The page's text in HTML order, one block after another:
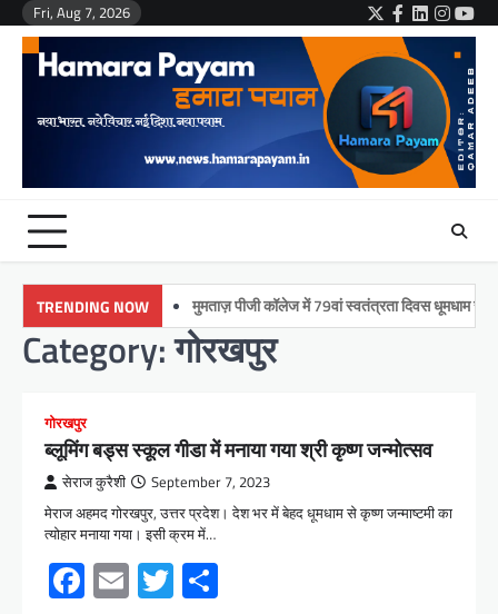
Skip
content
Fri, Aug 7, 2026 Twitter
Facebook
LinkedIn
TRENDING NOW मुमताज़ पीजी कॉलेज में 79वां स्वतंत्रता दिवस धूमधाम से
Category:गोरखपुर
गोरखपुर
ब्लूमिंग बड्स स्कूल गीडा में मनाया गया श्री कृष्ण जन्मोत्सव
सेराज कुरैशी September 7, 2023
मेराज अहमद गोरखपुर, उत्तर प्रदेश। देश भर में बेहद धूमधाम से कृष्ण जन्माष्टमी का
त्योहार मनाया गया। इसी क्रम में…
Facebook
EmailTwitter